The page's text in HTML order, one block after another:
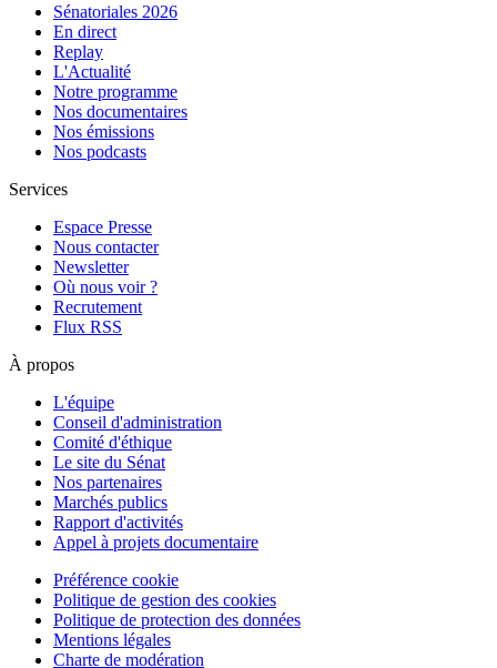
Sénatoriales 2026
En direct
Replay
L'Actualité
Notre programme
Nos documentaires
Nos émissions
Nos podcasts
Services
Espace Presse
Nous contacter
Newsletter
Où nous voir ?
Recrutement
Flux RSS
À propos
L'équipe
Conseil d'administration
Comité d'éthique
Le site du Sénat
Nos partenaires
Marchés publics
Rapport d'activités
Appel à projets documentaire
Préférence cookie
Politique de gestion des cookies
Politique de protection des données
Mentions légales
Charte de modération